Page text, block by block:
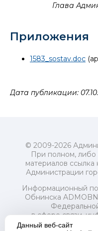
Глава
Приложения
1583_sostav.doc
Дата публикации:
© 2009-2026
При полном, либо
материалов
Администрации
Информационный
Обнинска
в сфере связи,
и массовых
Данный веб-сайт